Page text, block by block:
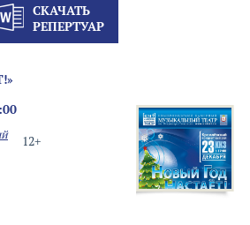
СКАЧАТЬ
РЕПЕРТУАР
12+